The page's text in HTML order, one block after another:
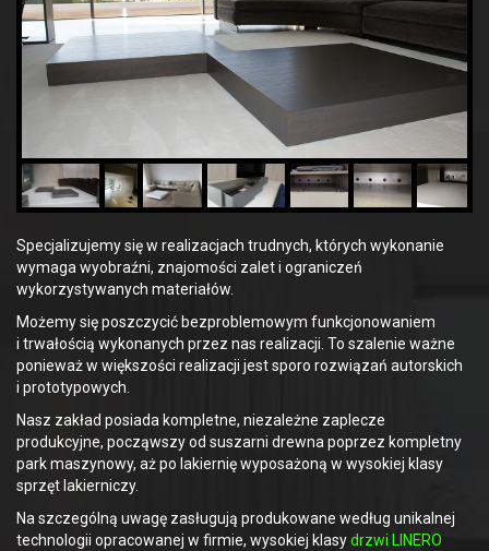
Specjalizujemy się w realizacjach trudnych, których wykonanie
wymaga wyobraźni, znajomości zalet i ograniczeń
wykorzystywanych materiałów.
Możemy się poszczycić bezproblemowym funkcjonowaniem
i trwałością wykonanych przez nas realizacji. To szalenie ważne
ponieważ w większości realizacji jest sporo rozwiązań autorskich
i prototypowych.
Nasz zakład posiada kompletne, niezależne zaplecze
produkcyjne, począwszy od suszarni drewna poprzez kompletny
park maszynowy, aż po lakiernię wyposażoną w wysokiej klasy
sprzęt lakierniczy.
Na szczególną uwagę zasługują produkowane według unikalnej
technologii opracowanej w firmie, wysokiej klasydrzwi LINERO